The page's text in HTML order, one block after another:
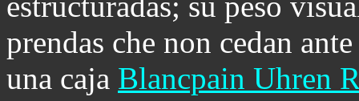
prendas che non cedan
una caja Blancpain Uhren